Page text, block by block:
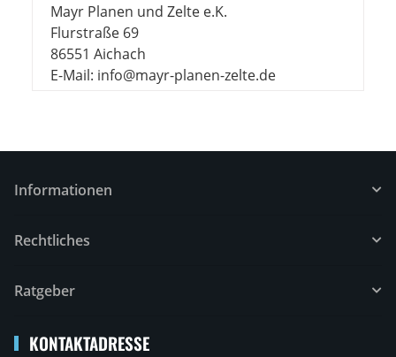
Mayr Planen und Zelte e.K.
Flurstraße 69
86551 Aichach
E-Mail: info@mayr-planen-zelte.de
Informationen
Rechtliches
Ratgeber
KONTAKTADRESSE